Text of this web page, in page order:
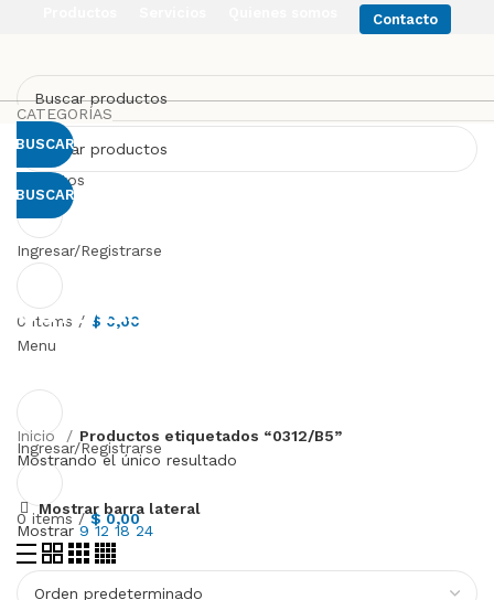
Contacto
BUSCAR
Favoritos
Ingresar/Registrarse
0 items / $ 0,00
Menu
Ingresar/Registrarse
0 items / $ 0,00
CATEGORÍAS
BUSCAR
0312/B5
Inicio
Productos etiquetados “0312/B5”
Mostrando el único resultado
Mostrar barra lateral
Mostrar9 12 18 24